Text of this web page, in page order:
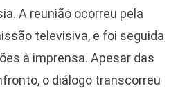
A reunião ocorreu pela
televisiva, e foi seguida
à imprensa. Apesar das
o diálogo transcorreu